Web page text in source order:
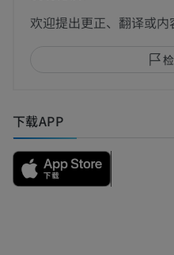
欢迎提出更正、翻译或内
下载APP